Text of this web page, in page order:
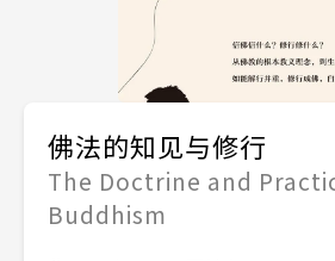
佛法的知见与修行
The Doctrine and
Buddhism